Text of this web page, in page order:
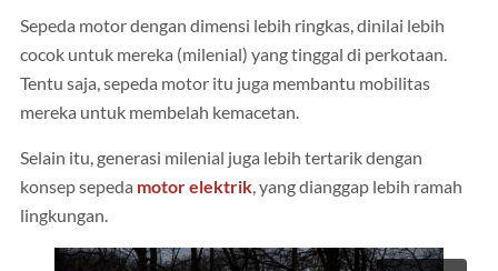
Sepeda motor dengan dimensi lebih ringkas, dinilai lebih
cocok untuk mereka (milenial) yang tinggal di perkotaan.
Tentu saja, sepeda motor itu juga membantu mobilitas
mereka untuk membelah kemacetan.
Selain itu, generasi milenial juga lebih tertarik dengan
konsep sepeda motor elektrik, yang dianggap lebih ramah
lingkungan.